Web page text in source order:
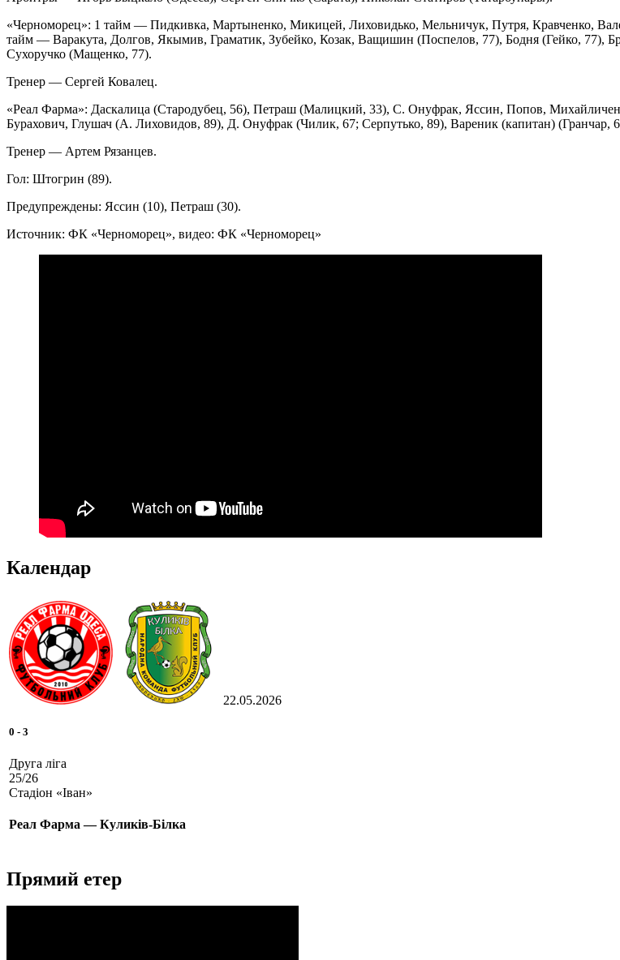
«Черноморец»: 1 тайм — Пидкивка, Мартыненко, Микицей, Лиховидько, Мельничук, Путря, Кравченко,
тайм — Варакута, Долгов, Якымив, Граматик, Зубейко, Козак, Ващишин (Поспелов, 77), Бодня (Гейко, 77),
Сухоручко (Мащенко, 77).
Тренер — Сергей Ковалец.
«Реал Фарма»: Даскалица (Стародубец, 56), Петраш (Малицкий, 33), С. Онуфрак, Яссин, Попов,
Бурахович, Глушач (А. Лиховидов, 89), Д. Онуфрак (Чилик, 67; Серпутько, 89), Вареник (капитан) (Гранчар,
Тренер — Артем Рязанцев.
Гол: Штогрин (89).
Предупреждены: Яссин (10), Петраш (30).
Источник: ФК «Черноморец», видео: ФК «Черноморец»
Календар
22.05.2026
0 - 3
Друга ліга
25/26
Стадіон «Іван»
Реал Фарма — Куликів-Білка
Прямий етер